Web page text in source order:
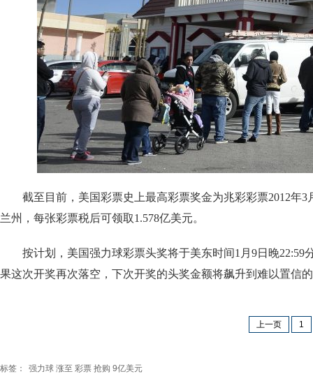
截至目前，美国彩票史上最高彩票奖金为兆彩彩票2012年
兰州，每张彩票税后可领取1.578亿美元。
按计划，美国强力球彩票头奖将于美东时间1月9日晚
果这次开奖再次落空，下次开奖的头奖金额将飙升到难以置信
上一页 1
标签： 强力球 涨至 彩票 抢购 9亿美元